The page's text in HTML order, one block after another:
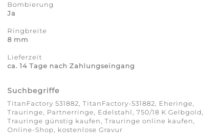
Bombierung
Ja
Ringbreite
8 mm
Lieferzeit
ca. 14 Tage nach Zahlungseingang
Suchbegriffe
TitanFactory 531882, TitanFactory-531882, Eheringe,
Trauringe, Partnerringe, Edelstahl, 750/18 K Gelbgold,
Trauringe günstig kaufen, Trauringe online kaufen,
Online-Shop, kostenlose Gravur